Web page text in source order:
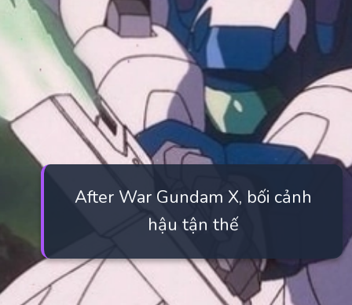
After War Gundam X, bối cảnh
hậu tận thế